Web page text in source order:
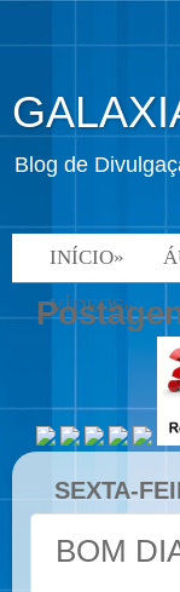
Blog de
INÍCIO»
VÍDEOS»
SEXTA-
BOM